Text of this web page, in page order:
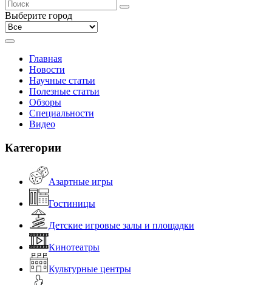
Выберите город
Главная
Новости
Научные статьи
Полезные статьи
Обзоры
Специальности
Видео
Категории
Азартные игры
Гостиницы
Детские игровые залы и площадки
Кинотеатры
Культурные центры